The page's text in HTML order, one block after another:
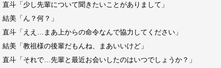
直斗「少し先輩について聞きたいことがありまして」
結美「ん？何？」
直斗「ええ…まあ上からの命令なんで協力してください」
結美「教祖様の後輩だもんね、まあいいけど」
直斗「それで…先輩と最近お会いしたのはいつでしょうか？」